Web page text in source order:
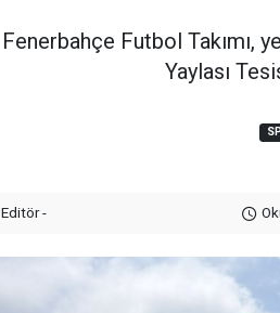
Fenerbahçe Futbol Takımı,
Yaylası
Editör -